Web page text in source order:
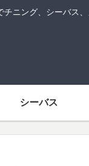
チニング、シーバス
シーバス